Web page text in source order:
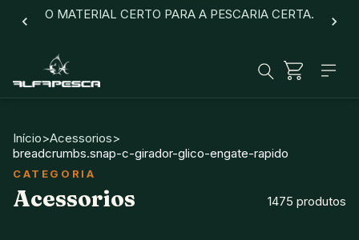
O MATERIAL CERTO PARA A PESCARIA CERTA.
Início>Acessorios>
breadcrumbs.snap-c-girador-glico-engate-rapido
Acessorios 1475 produtos